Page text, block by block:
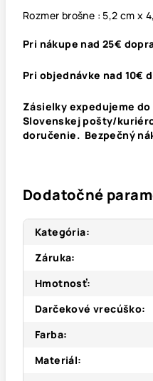
Rozmer brošne : 5,2 cm x
Pri nákupe nad 25€
Pri objednávke nad 10€
Zásielky expedujeme
Slovenskej pošty/
doručenie. Bezpečný
Dodatočné
Kategória:
Záruka:
Hmotnosť:
Darčekové vrecúško:
Farba:
Materiál: